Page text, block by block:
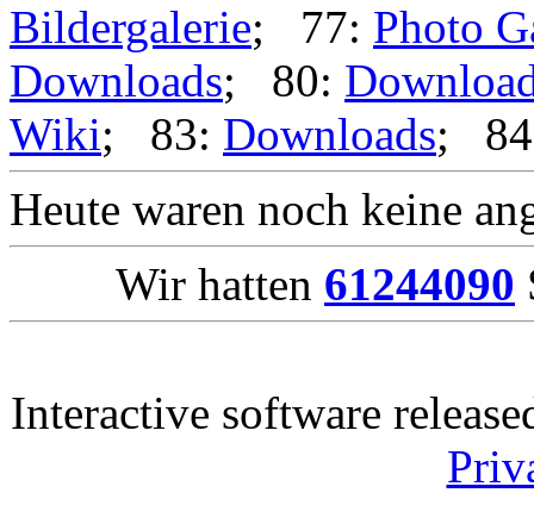
Bildergalerie; 77: Photo
Downloads; 80:
Wiki; 83: Downloads;
Heute waren noch keine
Wir hatten 61244090
Interactive software